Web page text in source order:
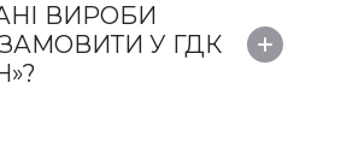
ВИРОБИ
У ГДК